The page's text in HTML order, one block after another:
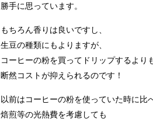
勝手に思っています。
もちろん香りは良いですし、
生豆の種類にもよりますが、
コーヒーの粉を買ってドリップするより
断然コストが抑えられるのです！
以前はコーヒーの粉を使っていた時に比
焙煎等の光熱費を考慮しても